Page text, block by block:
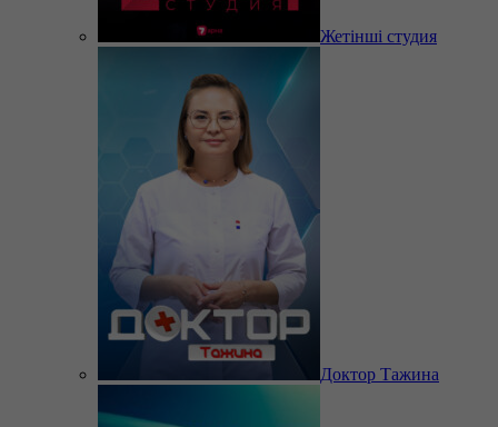
Жетінші студия
Доктор Тажина